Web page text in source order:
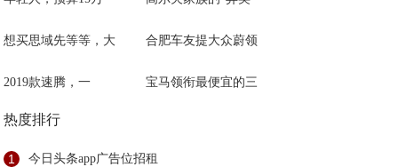
想买思域先等等，大 合肥车友提大众蔚领
2019款速腾，一 宝马领衔最便宜的三
热度排行
1 今日头条app广告位招租